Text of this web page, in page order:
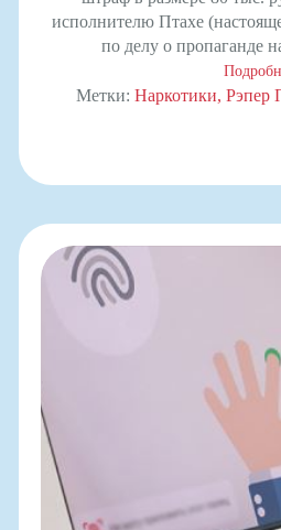
исполнителю Птахе
по делу о пропаганде
Метки: Наркотики Рэпер